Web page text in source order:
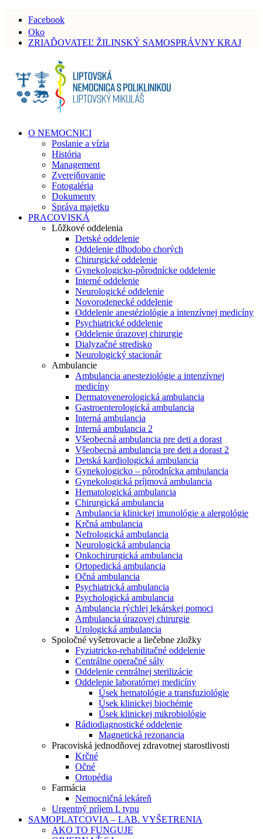
Facebook
Oko
ZRIAĎOVATEĽ ŽILINSKÝ SAMOSPRÁVNY KRAJ
O NEMOCNICI
Poslanie a vízia
História
Management
Zverejňovanie
Fotogaléria
Dokumenty
Správa majetku
PRACOVISKÁ
Lôžkové oddelenia
Detské oddelenie
Oddelenie dlhodobo chorých
Chirurgické oddelenie
Gynekologicko-pôrodnícke oddelenie
Interné oddelenie
Neurologické oddelenie
Novorodenecké oddelenie
Oddelenie anestéziológie a intenzívnej medicíny
Psychiatrické oddelenie
Oddelenie úrazovej chirurgie
Dialyzačné stredisko
Neurologický stacionár
Ambulancie
Ambulancia anesteziológie a intenzívnej
medicíny
Dermatovenerologická ambulancia
Gastroenterologická ambulancia
Interná ambulancia
Interná ambulancia 2
Všeobecná ambulancia pre deti a dorast
Všeobecná ambulancia pre deti a dorast 2
Detská kardiologická ambulancia
Gynekologicko – pôrodnícka ambulancia
Gynekologická príjmová ambulancia
Hematologická ambulancia
Chirurgická ambulancia
Ambulancia klinickej imunológie a alergológie
Krčná ambulancia
Nefrologická ambulancia
Neurologická ambulancia
Onkochirurgická ambulancia
Ortopedická ambulancia
Očná ambulancia
Psychiatrická ambulancia
Psychologická ambulancia
Ambulancia rýchlej lekárskej pomoci
Ambulancia úrazovej chirurgie
Urologická ambulancia
Spoločné vyšetrovacie a liečebne zložky
Fyziatricko-rehabilitačné oddelenie
Centrálne operačné sály
Oddelenie centrálnej sterilizácie
Oddelenie laboratórnej medicíny
Úsek hematológie a transfuziológie
Úsek klinickej biochémie
Úsek klinickej mikrobiológie
Rádiodiagnostické oddelenie
Magnetická rezonancia
Pracoviská jednodňovej zdravotnej starostlivosti
Krčné
Očné
Ortopédia
Farmácia
Nemocničná lekáreň
Urgentný príjem I. typu
SAMOPLATCOVIA – LAB. VYŠETRENIA
AKO TO FUNGUJE